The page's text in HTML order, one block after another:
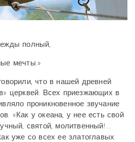
полный,
мечты.»
что в нашей древней
церквей. Всех приезжающих в
проникновенное звучание
«Как у океана, у нее есть свой
святой, молитвенный!…
уже со всех ее златоглавых